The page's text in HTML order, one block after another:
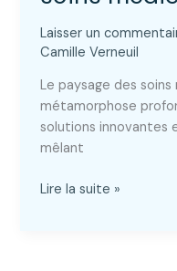
Laisser un
Camille Verneuil
Le paysage des
métamorphose
solutions innovantes
mêlant
Comment
Lire la suite »